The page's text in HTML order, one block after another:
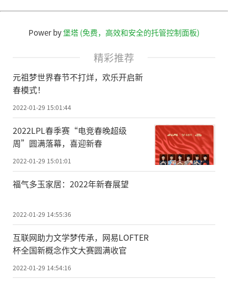
Power by堡塔 (免费，高效和安全的托管控制面板)
精彩推荐
元祖梦世界春节不打烊，欢乐开启新
春模式！
2022-01-29 15:01:44
2022LPL春季赛“电竞春晚超级
周”圆满落幕，喜迎新春
2022-01-29 15:01:01
福气多玉家居：2022年新春展望
2022-01-29 14:55:36
互联网助力文学梦传承，网易LOFTER
杯全国新概念作文大赛圆满收官
2022-01-29 14:54:16